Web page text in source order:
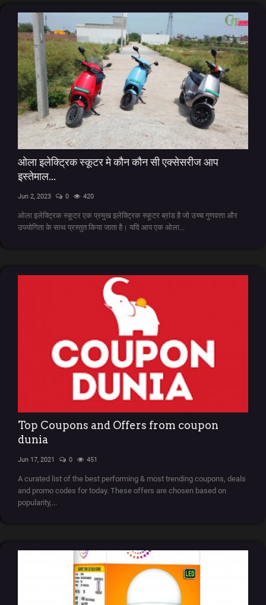
ओला इलेक्ट्रिक स्कूटर मे कौन कौन सी एक्सेसरीज आप
इस्तेमाल...
Jun 2, 2023 0 420
ओला इलेक्ट्रिक स्कूटर एक प्रमुख इलेक्ट्रिक स्कूटर ब्रांड है जो उच्च गुणवत्ता और
उपयोगिता के साथ प्रस्तुत किया जाता है। यदि आप एक ओला...
Top Coupons and Offers from coupon
dunia
Jun 17, 2021 0 451
A curated list of the best performing & most trending coupons, deals
and promo codes for today. These offers are chosen based on
popularity,...